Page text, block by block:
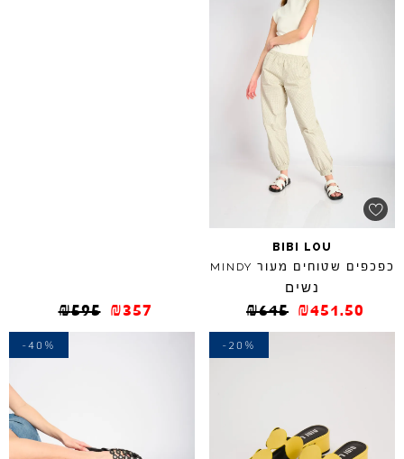
BIBI LOU
כפכפים שטוחים מעור MINDY
נשים
₪645 ₪451.50
₪595 ₪357
-20%
-40%